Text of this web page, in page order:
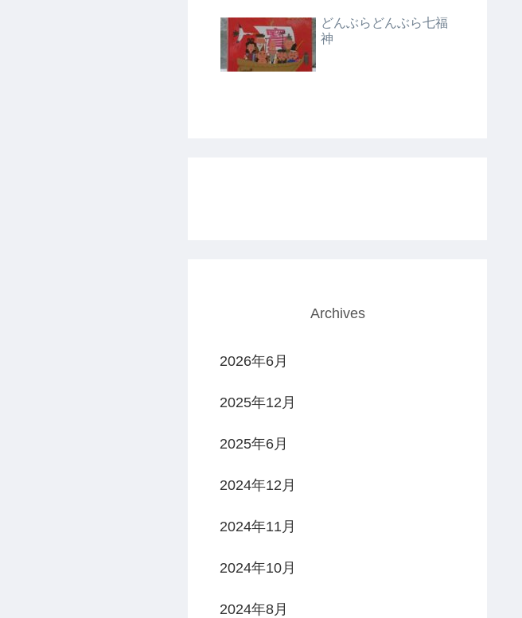
どんぶらどんぶら七福
神
Archives
2026年6月
2025年12月
2025年6月
2024年12月
2024年11月
2024年10月
2024年8月